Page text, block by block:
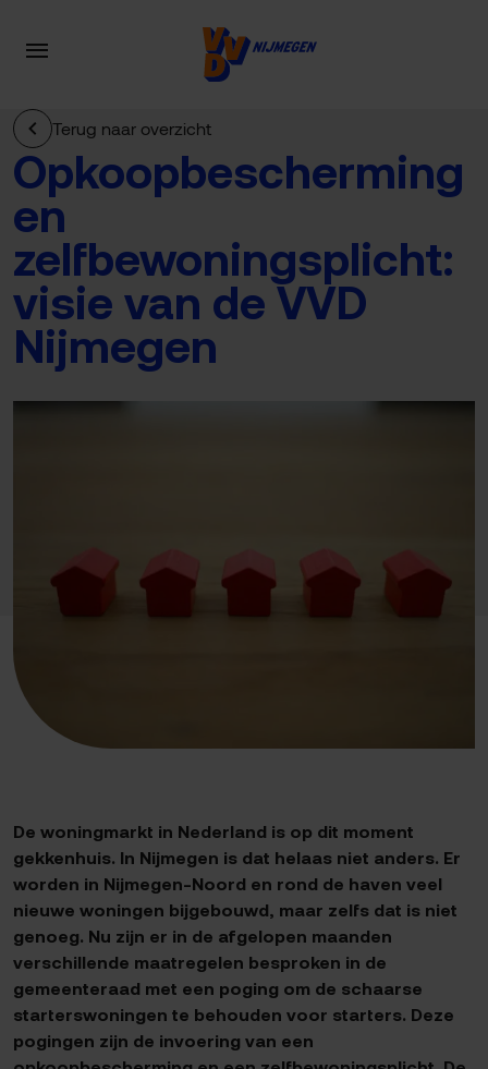
Terug naar overzicht
Opkoopbescherming
en
zelfbewoningsplicht:
visie van de VVD
Nijmegen
De woningmarkt in Nederland is op dit moment
gekkenhuis. In Nijmegen is dat helaas niet anders. Er
worden in Nijmegen-Noord en rond de haven veel
nieuwe woningen bijgebouwd, maar zelfs dat is niet
genoeg. Nu zijn er in de afgelopen maanden
verschillende maatregelen besproken in de
gemeenteraad met een poging om de schaarse
starterswoningen te behouden voor starters. Deze
pogingen zijn de invoering van een